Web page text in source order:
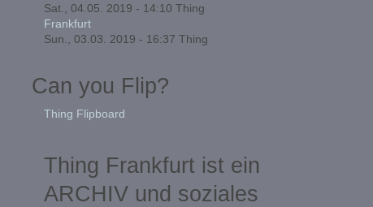
Sat., 04.05. 2019 - 14:10 Thing
Frankfurt
Sun., 03.03. 2019 - 16:37 Thing
Can you Flip?
Thing Flipboard
Thing Frankfurt ist ein
ARCHIV und soziales